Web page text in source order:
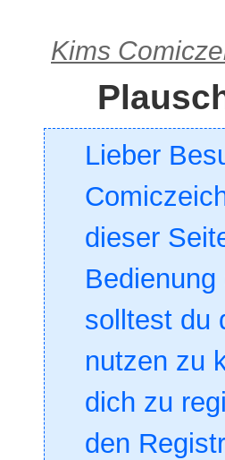
Kims
Lieber
dieser
solltest du
nutzen zu
dich zu
den